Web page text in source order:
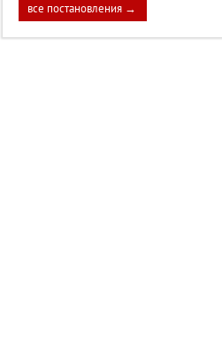
все постановления →